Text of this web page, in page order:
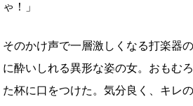
ゃ！」
そのかけ声で一層激しくなる打楽器
に酔いしれる異形な姿の女。おもむ
た杯に口をつけた。気分良く、キレ